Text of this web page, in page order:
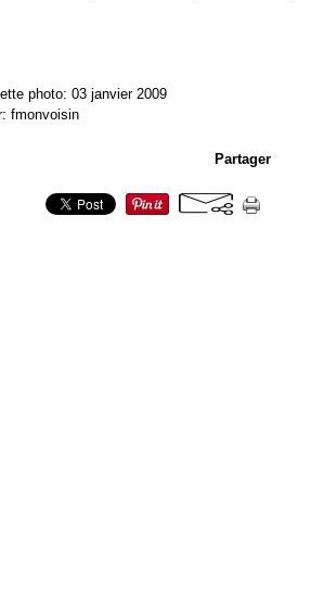
photo: 03 janvier 2009
fmonvoisin
Partager